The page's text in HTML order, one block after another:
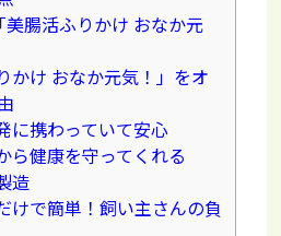
腸活ふりかけ おなか元
かけ おなか元気！」をオ
に携わっていて安心
ら健康を守ってくれる
造
けで簡単！飼い主さんの負